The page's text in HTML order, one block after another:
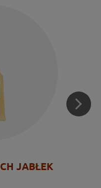
JABŁEK